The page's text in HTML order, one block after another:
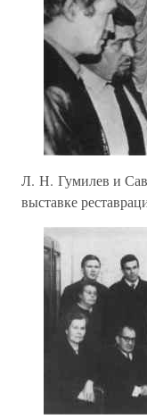
Л. Н. Гумилев и
выставке